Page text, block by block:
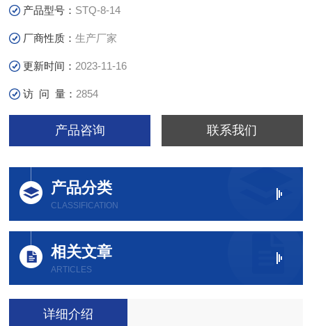
【应用领域】1400℃气氛箱式电阻炉主要为高等院校、科研
院所、工厂企业等行业实验室提供高温热处理环境，可在应用
域。
产品型号： STQ-8-14
厂商性质：生产厂家
更新时间： 2023-11-16
访 问 量： 2854
产品咨询 联系我们
产品分类
CLASSIFICATION
相关文章
ARTICLES
详细介绍